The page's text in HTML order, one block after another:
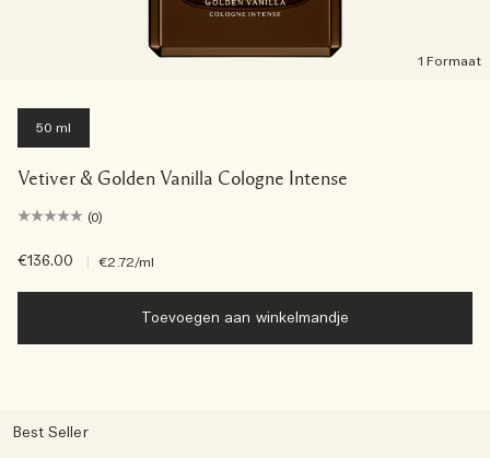
1 Formaat
50 ml
Vetiver & Golden Vanilla Cologne Intense
(0)
€136.00 €2.72/ml
Toevoegen aan winkelmandje
Best Seller